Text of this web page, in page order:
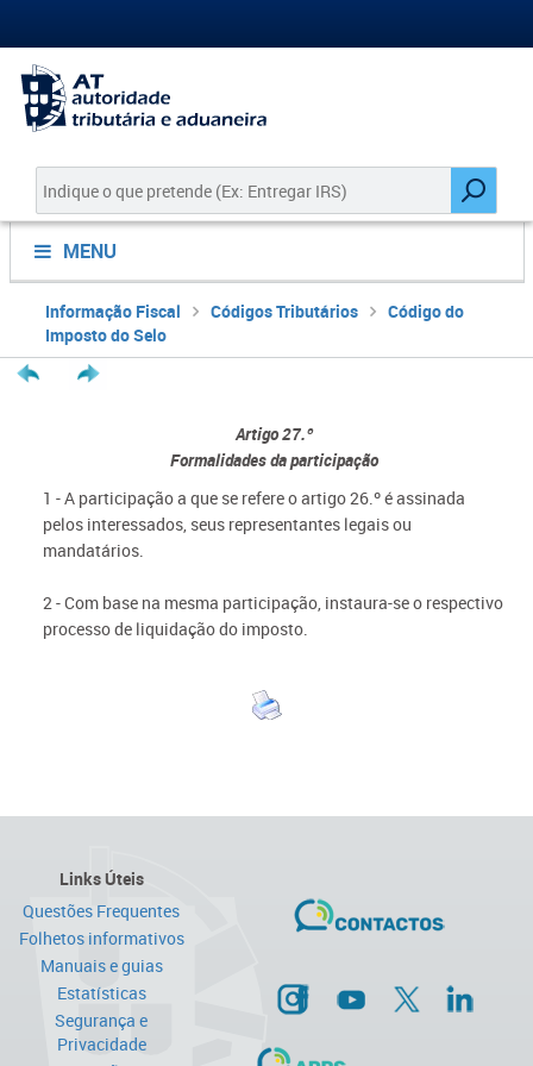
MENU
Informação Fiscal Códigos Tributários
Código do
Imposto do Selo
Artigo 27.º
Formalidades da participação
1 - A participação a que se refere o artigo 26.º é assinada
pelos interessados, seus representantes legais ou
mandatários.
2 - Com base na mesma participação, instaura-se o respectivo
processo de liquidação do imposto.
Links Úteis
Questões Frequentes
Folhetos informativos
Manuais e guias
Estatísticas
Segurança e
Privacidade